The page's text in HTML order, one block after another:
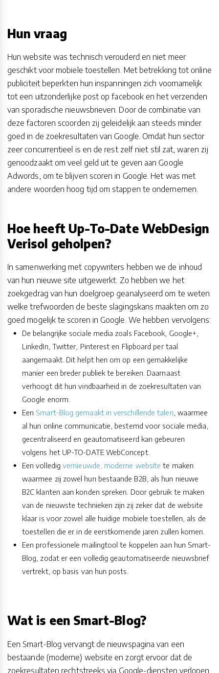
Hun vraag
Hun website was technisch verouderd en niet meer
geschikt voor mobiele toestellen. Met betrekking tot online
publiciteit beperkten hun inspanningen zich voornamelijk
tot een uitzonderlijke post op facebook en het verzenden
van sporadische nieuwsbrieven. Door de combinatie van
deze factoren scoorden zij geleidelijk aan steeds minder
goed in de zoekresultaten van Google. Omdat hun sector
zeer concurrentieel is en de rest zelf niet stil zat, waren zij
genoodzaakt om veel geld uit te geven aan Google
Adwords, om te blijven scoren in Google. Het was met
andere woorden hoog tijd om stappen te ondernemen.
Hoe heeft Up-To-Date WebDesign
Verisol geholpen?
In samenwerking met copywriters hebben we de inhoud
van hun nieuwe site uitgewerkt. Zo hebben we het
zoekgedrag van hun doelgroep geanalyseerd om te weten
welke trefwoorden de beste slagingskans maakten om zo
goed mogelijk te scoren in Google. We hebben vervolgens:
De belangrijke sociale media zoals Facebook, Google+,
LinkedIn, Twitter, Pinterest en Flipboard per taal
aangemaakt. Dit helpt hen om op een gemakkelijke
manier een breder publiek te bereiken. Daarnaast
verhoogt dit hun vindbaarheid in de zoekresultaten van
Google enorm.
Een Smart-Blog gemaakt in verschillende talen , waarmee
al hun online communicatie, bestemd voor sociale media,
gecentraliseerd en geautomatiseerd kan gebeuren
volgens het UP-TO-DATE WebConcept.
Een volledigvernieuwde, moderne website te maken
waarmee zij zowel hun bestaande B2B, als hun nieuwe
B2C klanten aan konden spreken. Door gebruik te maken
van de nieuwste technieken zijn zij zeker dat de website
klaar is voor zowel alle huidige mobiele toestellen, als de
toestellen die er in de eerstkomende jaren zullen komen.
Een professionele mailingtool te koppelen aan hun Smart-
Blog, zodat er een volledig geautomatiseerde nieuwsbrief
vertrekt, op basis van hun posts.
Wat is een Smart-Blog?
Een Smart-Blog vervangt de nieuwspagina van een
bestaande (moderne) website en zorgt ervoor dat de
zoekresultaten rechtstreeks via Google-diensten verlopen.